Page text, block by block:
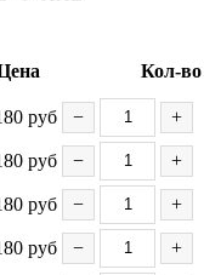
Кол-во
руб − +
руб − +
руб − +
руб − +